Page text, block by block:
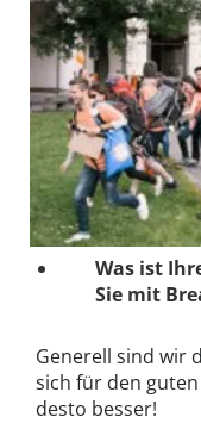
Was ist
Sie mit
Generell sind wir
sich für den guten
desto besser!